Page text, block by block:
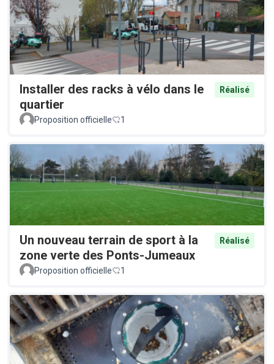
Installer des racks à vélo dans le
quartier
Réalisé
Proposition officielle 1
Un nouveau terrain de sport à la
zone verte des Ponts-Jumeaux
Réalisé
Proposition officielle 1